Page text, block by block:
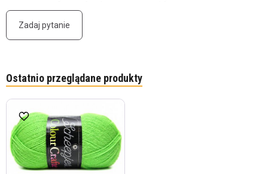
Zadaj pytanie
Ostatnio przeglądane produkty